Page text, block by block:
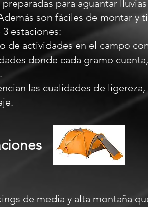
para aguantar
son fáciles de montar y
estaciones:
de actividades en el campo
donde cada gramo
las cualidades de
de media y alta montaña